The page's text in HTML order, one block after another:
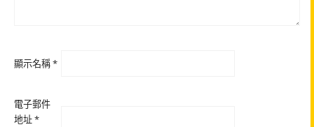
顯示名稱*
電子郵件
地址*